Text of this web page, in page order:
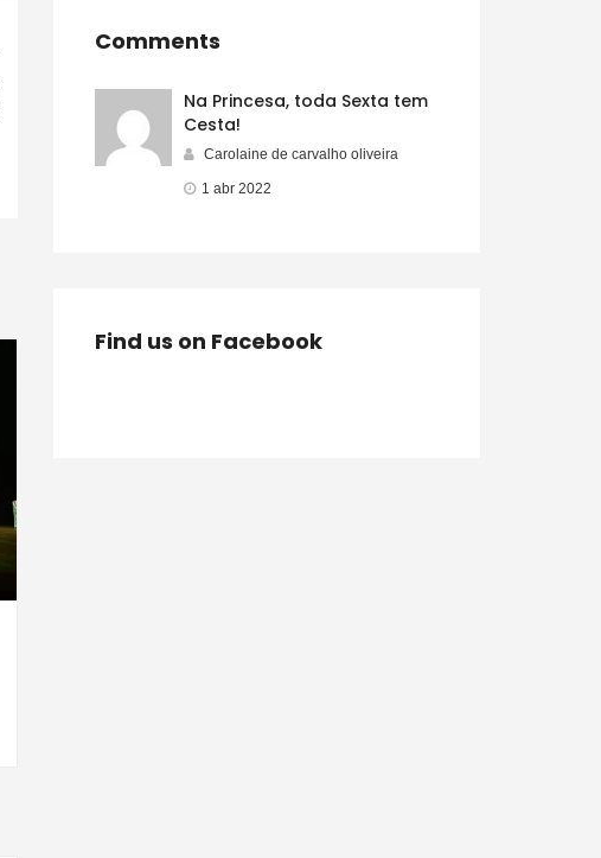
Comments
Na Princesa, toda Sexta tem
Cesta!
Carolaine de carvalho oliveira
1 abr 2022
Find us on Facebook